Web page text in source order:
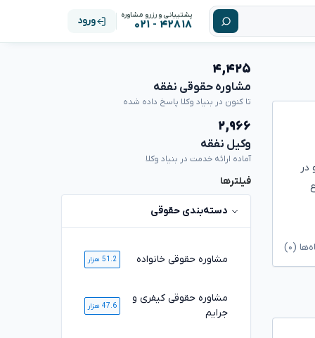
پشتیبانی و رزرو مشاوره
۴۲۸۱۸ - ۰۲۱ ورود
در
(۰)
۴,۴۲۵
مشاوره حقوقی نفقه
تا کنون در بنیاد وکلا پاسخ داده شده
۲,۹۶۶
وکیل نفقه
آماده ارائه خدمت در بنیاد وکلا
فیلترها
دسته‌بندی حقوقی
مشاوره حقوقی خانواده 51.2 هزار
مشاوره حقوقی کیفری و
جرایم
47.6 هزار